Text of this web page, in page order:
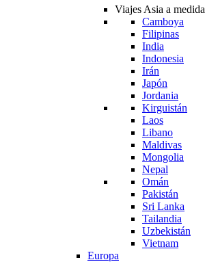
Viajes Asia a medida
Camboya
Filipinas
India
Indonesia
Irán
Japón
Jordania
Kirguistán
Laos
Libano
Maldivas
Mongolia
Nepal
Omán
Pakistán
Sri Lanka
Tailandia
Uzbekistán
Vietnam
Europa